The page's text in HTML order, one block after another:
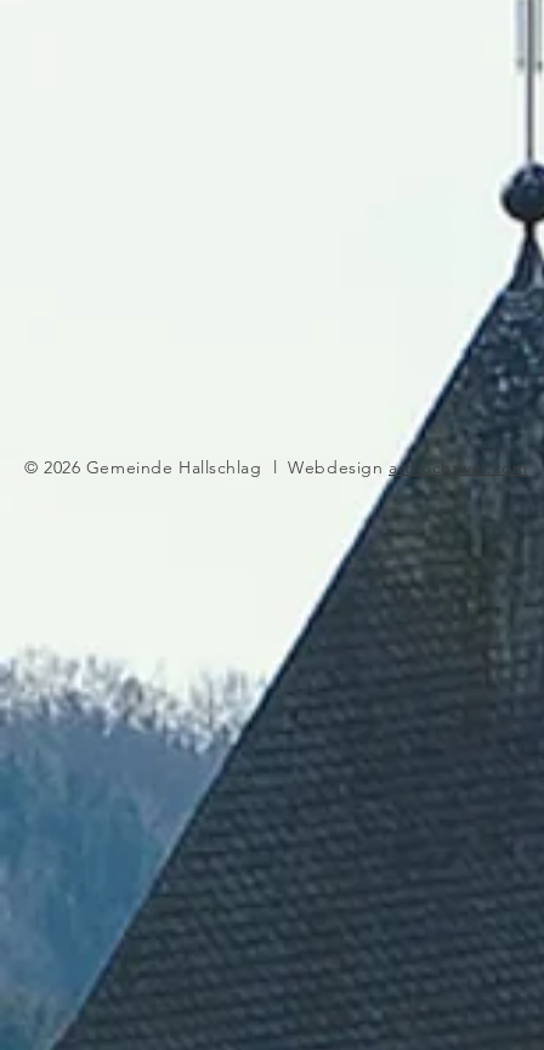
© 2026 Gemeinde Hallschlag l Webdesign arthochzwei.com